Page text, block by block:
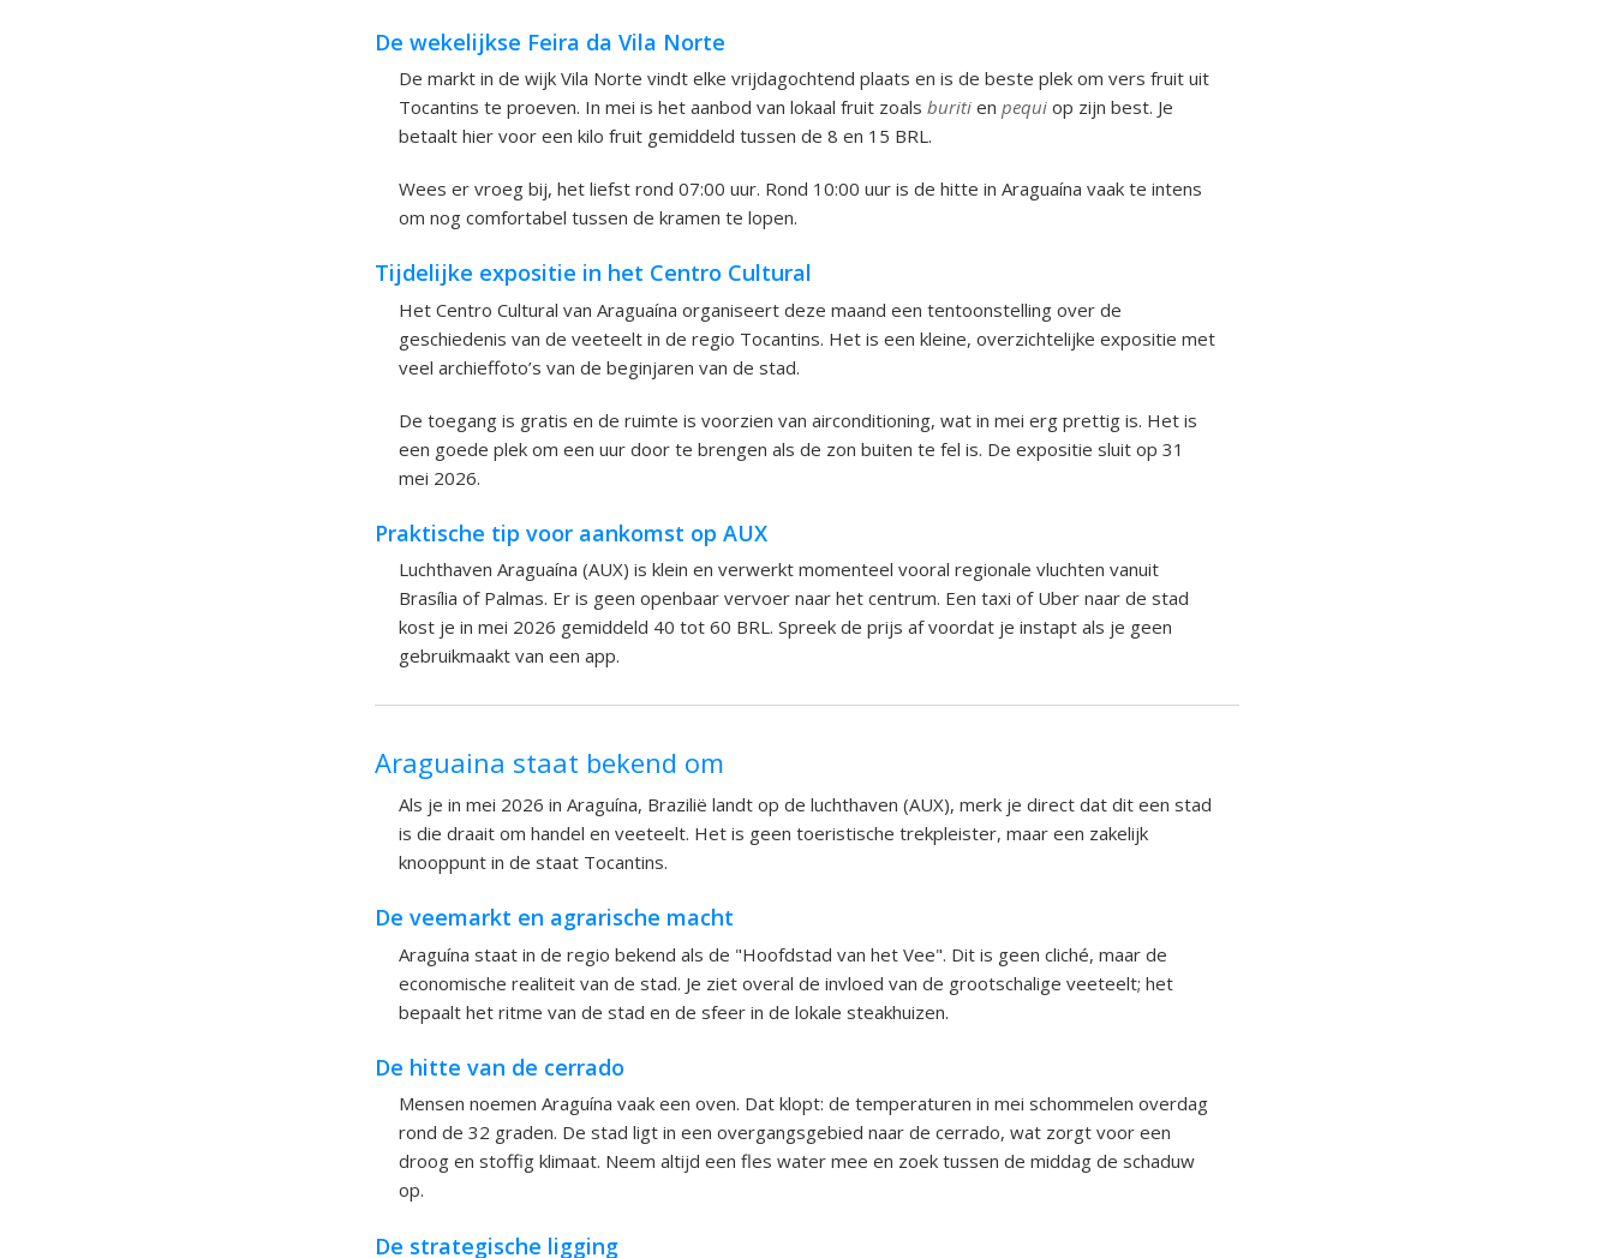
De wekelijkse Feira da Vila Norte
De markt in de wijk Vila Norte vindt elke vrijdagochtend plaats en is de beste plek om vers fruit uit
Tocantins te proeven. In mei is het aanbod van lokaal fruit zoals buriti en pequi op zijn best. Je
betaalt hier voor een kilo fruit gemiddeld tussen de 8 en 15 BRL.
Wees er vroeg bij, het liefst rond 07:00 uur. Rond 10:00 uur is de hitte in Araguaína vaak te intens
om nog comfortabel tussen de kramen te lopen.
Tijdelijke expositie in het Centro Cultural
Het Centro Cultural van Araguaína organiseert deze maand een tentoonstelling over de
geschiedenis van de veeteelt in de regio Tocantins. Het is een kleine, overzichtelijke expositie met
veel archieffoto’s van de beginjaren van de stad.
De toegang is gratis en de ruimte is voorzien van airconditioning, wat in mei erg prettig is. Het is
een goede plek om een uur door te brengen als de zon buiten te fel is. De expositie sluit op 31
mei 2026.
Praktische tip voor aankomst op AUX
Luchthaven Araguaína (AUX) is klein en verwerkt momenteel vooral regionale vluchten vanuit
Brasília of Palmas. Er is geen openbaar vervoer naar het centrum. Een taxi of Uber naar de stad
kost je in mei 2026 gemiddeld 40 tot 60 BRL. Spreek de prijs af voordat je instapt als je geen
gebruikmaakt van een app.
Araguaina staat bekend om
Als je in mei 2026 in Araguína, Brazilië landt op de luchthaven (AUX), merk je direct dat dit een stad
is die draait om handel en veeteelt. Het is geen toeristische trekpleister, maar een zakelijk
knooppunt in de staat Tocantins.
De veemarkt en agrarische macht
Araguína staat in de regio bekend als de "Hoofdstad van het Vee". Dit is geen cliché, maar de
economische realiteit van de stad. Je ziet overal de invloed van de grootschalige veeteelt; het
bepaalt het ritme van de stad en de sfeer in de lokale steakhuizen.
De hitte van de cerrado
Mensen noemen Araguína vaak een oven. Dat klopt: de temperaturen in mei schommelen overdag
rond de 32 graden. De stad ligt in een overgangsgebied naar de cerrado, wat zorgt voor een
droog en stoffig klimaat. Neem altijd een fles water mee en zoek tussen de middag de schaduw
op.
De strategische ligging